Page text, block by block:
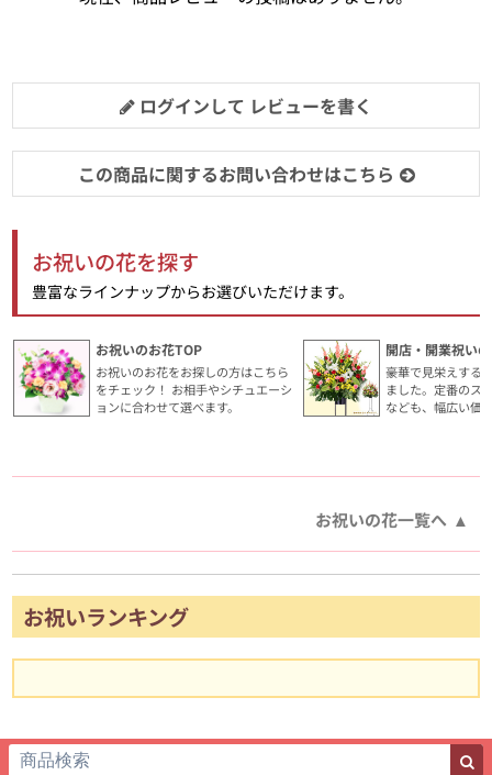
ログインして レビューを書く
この商品に関するお問い合わせはこちら
お祝いの花を探す
豊富なラインナップからお選びいただけます。
お祝いのお花TOP
お祝いのお花をお探しの方はこちら
をチェック！ お相手やシチュエーシ
ョンに合わせて選べます。
開店・開業祝い
豪華で見栄えする
ました。定番のス
なども、幅広い価
お祝いの花一覧へ
お祝いランキング